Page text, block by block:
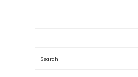
Search